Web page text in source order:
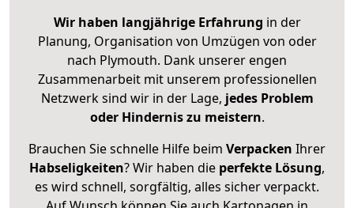
Wir haben langjährige Erfahrung in der
Planung, Organisation von Umzügen von oder
nach Plymouth. Dank unserer engen
Zusammenarbeit mit unserem professionellen
Netzwerk sind wir in der Lage, jedes Problem
oder Hindernis zu meistern.
Brauchen Sie schnelle Hilfe beim Verpacken Ihrer
Habseligkeiten? Wir haben die perfekte Lösung,
es wird schnell, sorgfältig, alles sicher verpackt.